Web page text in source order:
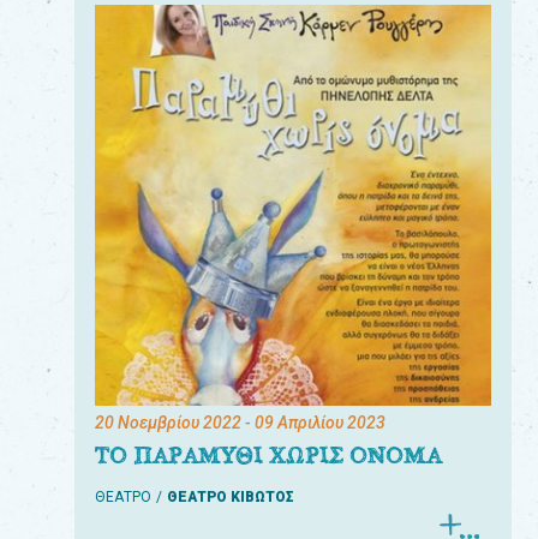
20 Νοεμβρίου 2022- 09 Απριλίου 2023
ΤΟ ΠΑΡΑΜΥΘΙ ΧΩΡΙΣ ΟΝΟΜΑ
ΘΕΑΤΡΟ ΘΕΑΤΡΟ ΚΙΒΩΤΟΣ